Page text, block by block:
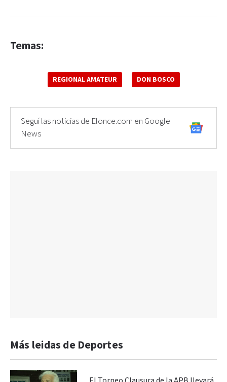
Temas:
REGIONAL AMATEUR DON BOSCO
Seguí las noticias de Elonce.com en Google
News
Más leidas de Deportes